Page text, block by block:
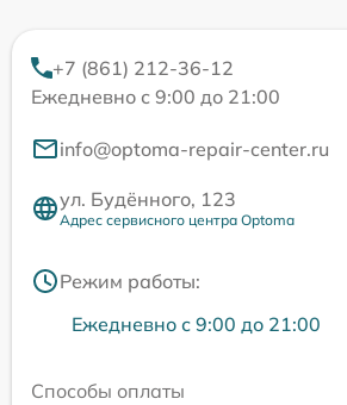
+7 (861) 212-36-12
Ежедневно с 9:00 до 21:00
info@optoma-repair-center.ru
ул. Будённого, 123
Адрес сервисного центра Optoma
Режим работы:
Ежедневно с 9:00 до 21:00
Способы оплаты